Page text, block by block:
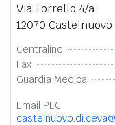
Via Torrello 4/a
12070 Castelnuovo
Centralino
Fax
Guardia Medica
Email PEC